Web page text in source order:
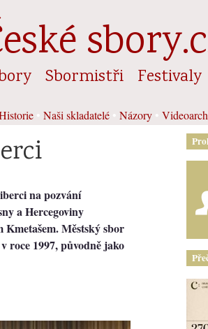
Sbormistři Festivaly
Naši skladatelé Názory
na pozvání
a Hercegoviny
Městský sbor
roce 1997, původně jako